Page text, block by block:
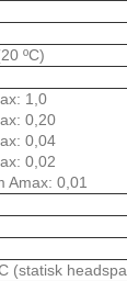
ºC)
1,0
0,20
0,04
0,02
Amax: 0,01
(statisk